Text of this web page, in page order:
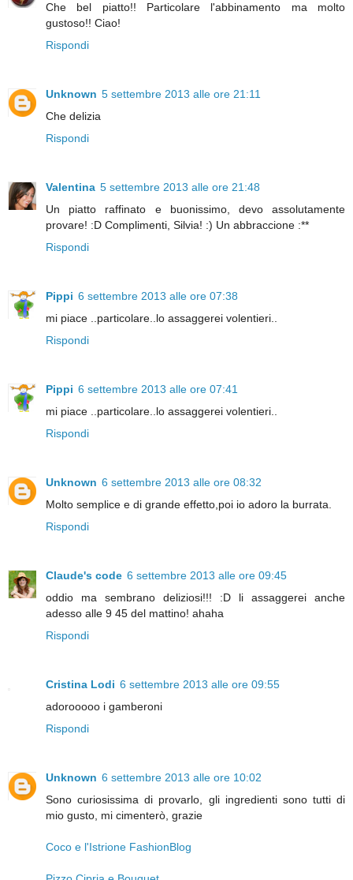
Che bel piatto!! Particolare l'abbinamento ma molto
gustoso!! Ciao!
Rispondi
Unknown 5 settembre 2013 alle ore 21:11
Che delizia
Rispondi
Valentina 5 settembre 2013 alle ore 21:48
Un piatto raffinato e buonissimo, devo assolutamente
provare! :D Complimenti, Silvia! :) Un abbraccione :**
Rispondi
Pippi 6 settembre 2013 alle ore 07:38
mi piace ..particolare..lo assaggerei volentieri..
Rispondi
Pippi 6 settembre 2013 alle ore 07:41
mi piace ..particolare..lo assaggerei volentieri..
Rispondi
Unknown 6 settembre 2013 alle ore 08:32
Molto semplice e di grande effetto,poi io adoro la burrata.
Rispondi
Claude's code 6 settembre 2013 alle ore 09:45
oddio ma sembrano deliziosi!!! :D li assaggerei anche
adesso alle 9 45 del mattino! ahaha
Rispondi
Cristina Lodi 6 settembre 2013 alle ore 09:55
adorooooo i gamberoni
Rispondi
Unknown 6 settembre 2013 alle ore 10:02
Sono curiosissima di provarlo, gli ingredienti sono tutti di
mio gusto, mi cimenterò, grazie
Coco e l'Istrione FashionBlog